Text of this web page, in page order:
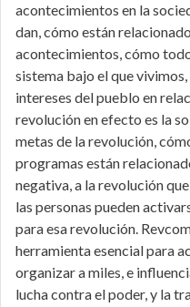
acontecimientos en la
dan, cómo están
acontecimientos, cómo
sistema bajo el que
intereses del pueblo en
revolución en efecto es la
metas de la revolución,
programas están
negativa, a la revolución
las personas pueden
para esa revolución.
herramienta esencial para
organizar a miles, e
lucha contra el poder, y la